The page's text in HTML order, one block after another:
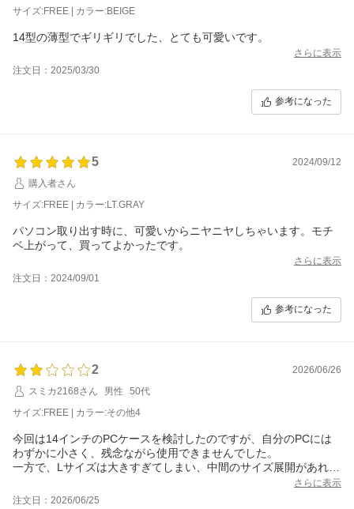
サイズ:FREE | カラー:BEIGE
14型の薄型でギリギリでした、とても可愛いです。
さらに表示
注文日：2025/03/30
参考になった
5
2024/09/12
購入者さん
サイズ:FREE | カラー:LT.GRAY
パソコン取り出す時に、可愛いからニヤニヤしちゃいます。モチ
ベ上がって、買ってよかったです。
さらに表示
注文日：2024/09/01
参考になった
2
2026/06/26
スミカ2168さん
男性
50代
サイズ:FREE | カラー:その他4
今回は14インチのPCケースを検討したのですが、自分のPCには
わずかに小さく、残念ながら使用できませんでした。
一方で、Lサイズは大きすぎてしまい、中間のサイズ展開があれば
非常に魅力的な商品が多いので、今後のサイズ展開の拡充に期待
さらに表示
注文日：2026/06/25